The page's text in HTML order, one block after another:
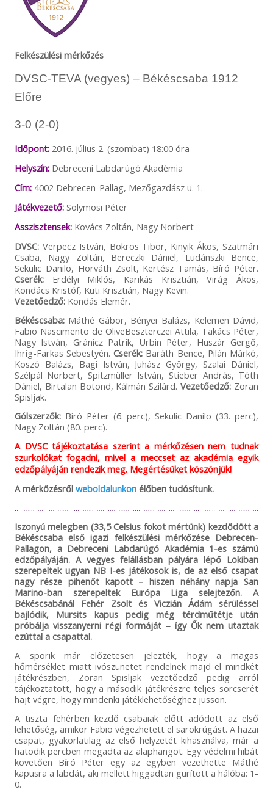
Felkészülési mérkőzés
DVSC-TEVA (vegyes) – Békéscsaba 1912
Előre
3-0 (2-0)
Időpont:2016. július 2. (szombat) 18:00 óra
Helyszín: Debreceni Labdarúgó Akadémia
Cím:4002 Debrecen-Pallag, Mezőgazdász u. 1.
Játékvezető:Solymosi Péter
Asszisztensek:Kovács Zoltán, Nagy Norbert
DVSC:Verpecz István, Bokros Tibor, Kinyik Ákos, Szatmári
Csaba, Nagy Zoltán, Bereczki Dániel, Ludánszki Bence,
Sekulic Danilo, Horváth Zsolt, Kertész Tamás, Bíró Péter.
Cserék:Erdélyi Miklós, Karikás Krisztián, Virág Ákos,
Kondács Kristóf, Kuti Krisztián, Nagy Kevin.
Vezetőedző:Kondás Elemér.
Békéscsaba:Máthé Gábor, Bényei Balázs, Kelemen Dávid,
Fabio Nascimento de OliveBeszterczei Attila, Takács Péter,
Nagy István, Gránicz Patrik, Urbin Péter, Huszár Gergő,
Ihrig-Farkas Sebestyén.Cserék: Baráth Bence, Pilán Márkó,
Koszó Balázs, Bagi István, Juhász György, Szalai Dániel,
Szélpál Norbert, Spitzmüller István, Stieber András, Tóth
Dániel, Birtalan Botond, Kálmán Szilárd.Vezetőedző: Zoran
Spisljak.
Gólszerzők:Bíró Péter (6. perc), Sekulic Danilo (33. perc),
Nagy Zoltán (80. perc).
A DVSC tájékoztatása szerint a mérkőzésen nem tudnak
szurkolókat fogadni, mivel a meccset az akadémia egyik
edzőpályáján rendezik meg. Megértésüket köszönjük!
A mérkőzésről weboldalunkonélőben tudósítunk.
Iszonyú melegben (33,5 Celsius fokot mértünk) kezdődött a
Békéscsaba első igazi felkészülési mérkőzése Debrecen-
Pallagon, a Debreceni Labdarúgó Akadémia 1-es számú
edzőpályáján. A vegyes felállásban pályára lépő Lokiban
szerepeltek ugyan NB I-es játékosok is, de az első csapat
nagy része pihenőt kapott – hiszen néhány napja San
Marino-ban szerepeltek Európa Liga selejtezőn. A
Békéscsabánál Fehér Zsolt és Viczián Ádám sérüléssel
bajlódik, Mursits kapus pedig még térdműtétje után
próbálja visszanyerni régi formáját – így Ők nem utaztak
ezúttal a csapattal.
A sporik már előzetesen jelezték, hogy a magas
hőmérséklet miatt ivószünetet rendelnek majd el mindkét
játékrészben, Zoran Spisljak vezetőedző pedig arról
tájékoztatott, hogy a második játékrészre teljes sorcserét
hajt végre, hogy mindenki játéklehetőséghez jusson.
A tiszta fehérben kezdő csabaiak előtt adódott az első
lehetőség, amikor Fabio végezhetett el sarokrúgást. A hazai
csapat, gyakorlatilag az első helyzetét kihasználva, már a
hatodik percben megadta az alaphangot. Egy védelmi hibát
követően Bíró Péter egy az egyben vezethette Máthé
kapusra a labdát, aki mellett higgadtan gurított a hálóba: 1-
0.